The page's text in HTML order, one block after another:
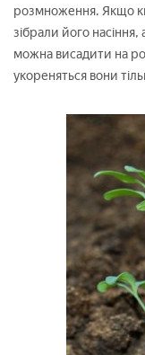
розмноження. Якщо
зібрали його насіння,
можна висадити на
укореняться вони